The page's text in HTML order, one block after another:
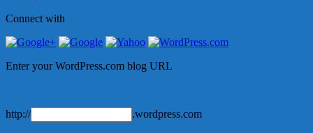
Connect with
Enter your WordPress.com blog URL
http:// .wordpress.com